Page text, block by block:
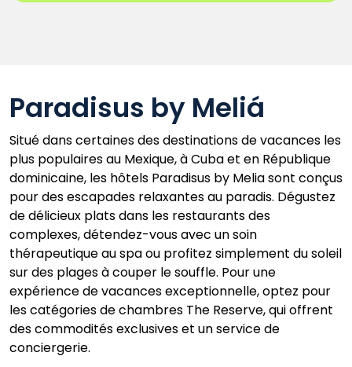
Paradisus by Meliá
Situé dans certaines des destinations de vacances les
plus populaires au Mexique, à Cuba et en République
dominicaine, les hôtels Paradisus by Melia sont conçus
pour des escapades relaxantes au paradis. Dégustez
de délicieux plats dans les restaurants des
complexes, détendez-vous avec un soin
thérapeutique au spa ou profitez simplement du soleil
sur des plages à couper le souffle. Pour une
expérience de vacances exceptionnelle, optez pour
les catégories de chambres The Reserve, qui offrent
des commodités exclusives et un service de
conciergerie.